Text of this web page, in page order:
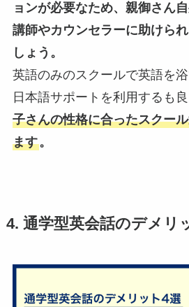
ョンが必要なため、親御さん
講師やカウンセラーに助けら
しょう。
英語のみのスクールで英語を浴
日本語サポートを利用するも良
子さんの性格に合ったスクー
ます。
4. 通学型英会話のデメリ